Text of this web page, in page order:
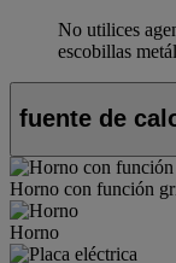
No utilices
escobillas
fuente de
Horno con función
Horno